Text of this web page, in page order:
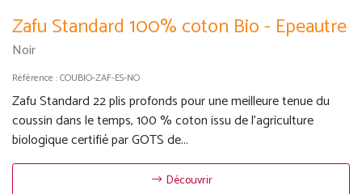
Zafu Standard 100% coton Bio - Epeautre
Noir
Référence :COUBIO-ZAF-ES-NO
Zafu Standard 22 plis profonds pour une meilleure tenue du
coussin dans le temps, 100 % coton issu de l'agriculture
biologique certifié par GOTS de...
Découvrir